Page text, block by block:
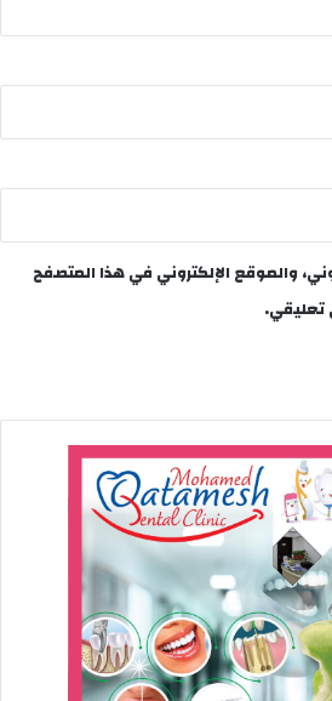
والموقع الإلكتروني في هذا المتصفح
تعليقي.